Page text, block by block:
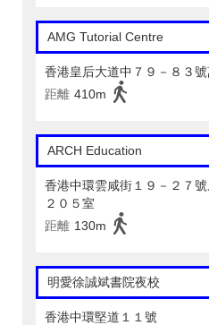
AMG Tutorial Centre
香港皇后大道中７９－８３
距離 410m
ARCH Education
香港中環雲咸街１９－２７
２０５室
距離 130m
明愛徐誠斌書院夜校
香港中環堅道１１號